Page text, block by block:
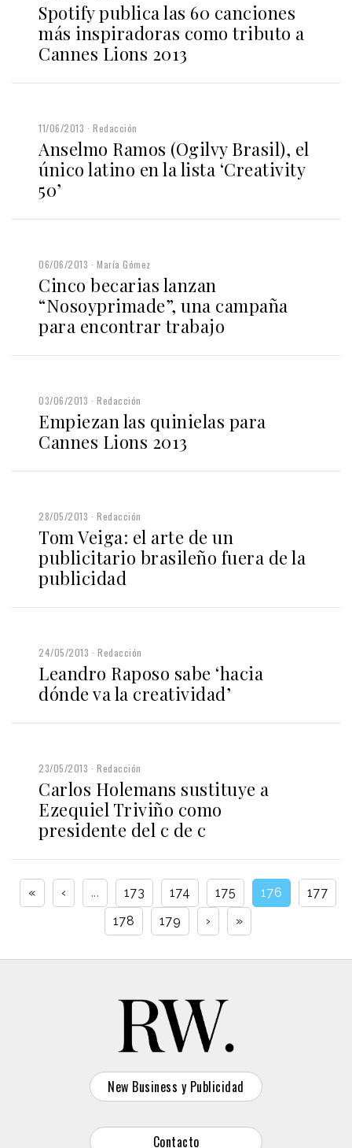
Spotify publica las 60 canciones
más inspiradoras como tributo a
Cannes Lions 2013
11/06/2013 Redacción
Anselmo Ramos (Ogilvy Brasil), el
único latino en la lista ‘Creativity
50’
06/06/2013 María Gómez
Cinco becarias lanzan
“Nosoyprimade”, una campaña
para encontrar trabajo
03/06/2013 Redacción
Empiezan las quinielas para
Cannes Lions 2013
28/05/2013 Redacción
Tom Veiga: el arte de un
publicitario brasileño fuera de la
publicidad
24/05/2013 Redacción
Leandro Raposo sabe ‘hacia
dónde va la creatividad’
23/05/2013 Redacción
Carlos Holemans sustituye a
Ezequiel Triviño como
presidente del c de c
« ‹ ... 173 174 175 176
177
178
179 › »
New Business y Publicidad
Contacto